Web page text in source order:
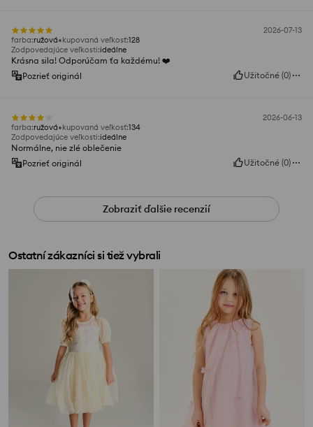
2026-07-13
farba:ružová kupovaná veľkosť:128
Zodpovedajúce veľkosti:ideálne
Krásna sila! Odporúčam ťa každému! ❤️
Pozrieť originál
Užitočné (0)
2026-06-13
farba:ružová kupovaná veľkosť:134
Zodpovedajúce veľkosti:ideálne
Normálne, nie zlé oblečenie
Pozrieť originál
Užitočné (0)
Zobraziť ďalšie recenzií
Ostatní zákazníci si tiež vybrali